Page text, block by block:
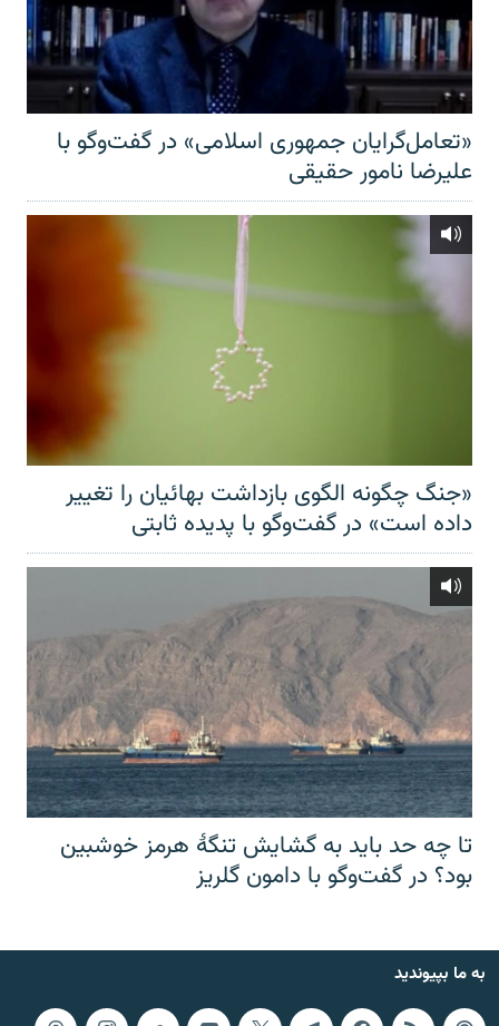
«تعامل‌گرایان جمهوری اسلامی» در گفت‌وگو با
علیرضا نامور حقیقی
«جنگ چگونه الگوی بازداشت بهائیان را تغییر
داده است» در گفت‌وگو با پدیده ثابتی
تا چه حد باید به گشایش تنگهٔ هرمز خوشبین
بود؟ در گفت‌وگو با دامون گلریز
به ما بپیوندید